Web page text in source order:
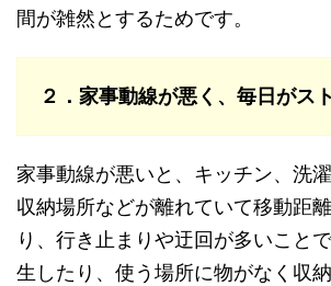
間が雑然とするためです。
２．家事動線が悪く、毎日がス
家事動線が悪いと、キッチン、洗
収納場所などが離れていて移動距
り、行き止まりや迂回が多いこと
生したり、使う場所に物がなく収